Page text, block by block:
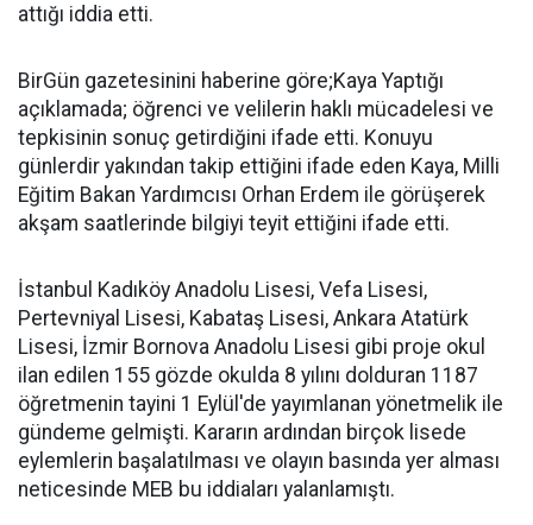
attığı iddia etti.
BirGün gazetesinini haberine göre;Kaya Yaptığı
açıklamada; öğrenci ve velilerin haklı mücadelesi ve
tepkisinin sonuç getirdiğini ifade etti. Konuyu
günlerdir yakından takip ettiğini ifade eden Kaya, Milli
Eğitim Bakan Yardımcısı Orhan Erdem ile görüşerek
akşam saatlerinde bilgiyi teyit ettiğini ifade etti.
İstanbul Kadıköy Anadolu Lisesi, Vefa Lisesi,
Pertevniyal Lisesi, Kabataş Lisesi, Ankara Atatürk
Lisesi, İzmir Bornova Anadolu Lisesi gibi proje okul
ilan edilen 155 gözde okulda 8 yılını dolduran 1187
öğretmenin tayini 1 Eylül'de yayımlanan yönetmelik ile
gündeme gelmişti. Kararın ardından birçok lisede
eylemlerin başalatılması ve olayın basında yer alması
neticesinde MEB bu iddiaları yalanlamıştı.